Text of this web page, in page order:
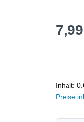
Inhalt:
Preise